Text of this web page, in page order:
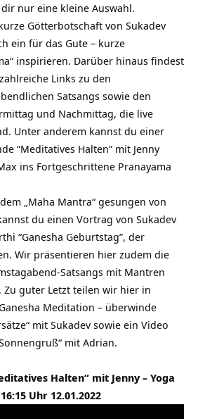
nur eine kleine Auswahl.
Götterbotschaft von Sukadev
ein für das Gute – kurze
inspirieren. Darüber hinaus findest
Links zu den
Satsangs sowie den
und Nachmittag, die live
Unter anderem kannst du einer
“Meditatives Halten” mit Jenny
ins Fortgeschrittene Pranayama
„Maha Mantra“ gesungen von
du einen Vortrag von Sukadev
“Ganesha Geburtstag”, der
Wir präsentieren hier zudem die
Satsangs mit Mantren
guter Letzt teilen wir hier in
Meditation – überwinde
mit Sukadev sowie ein Video
mit Adrian.
Halten“ mit Jenny – Yoga
Uhr 12.01.2022